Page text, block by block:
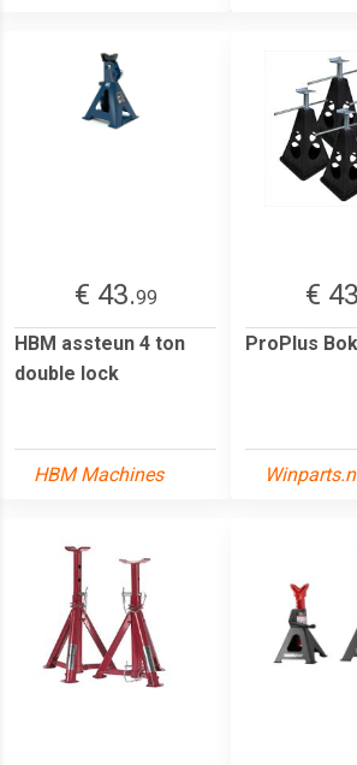
€ 43.99
HBM assteun 4 ton
double lock
HBM Machines
€
ProPlus